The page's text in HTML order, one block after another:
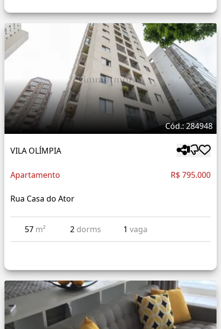
Cód.: 284948
VILA OLÍMPIA
Apartamento R$ 795.000
Rua Casa do Ator
57 m² 2 dorms 1vaga